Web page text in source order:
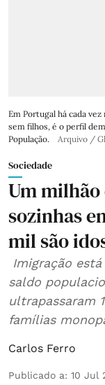
Em Portugal há cada
sem filhos, é o perfil
População.
Arquivo /
Sociedade
Um milhão
sozinhas
mil são
Imigração
saldo
ultrapassaram
famílias
Carlos Ferro
Publicado a: 10 Jul